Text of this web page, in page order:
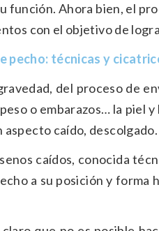
función. Ahora bien, el
con el objetivo de
pecho: técnicas y
del proceso de
o embarazos… la piel
caído, descolgado.
caídos, conocida
a su posición y